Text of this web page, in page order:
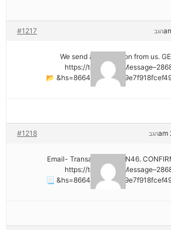
#1217 הגב
📂 We send a transaction from us.
https://telegra.ph/
#1218 הגב
📃 Email- Transaction NoGN46.
https://telegra.ph/